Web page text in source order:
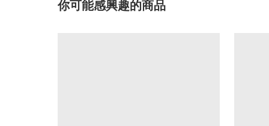
你可能感興趣的商品